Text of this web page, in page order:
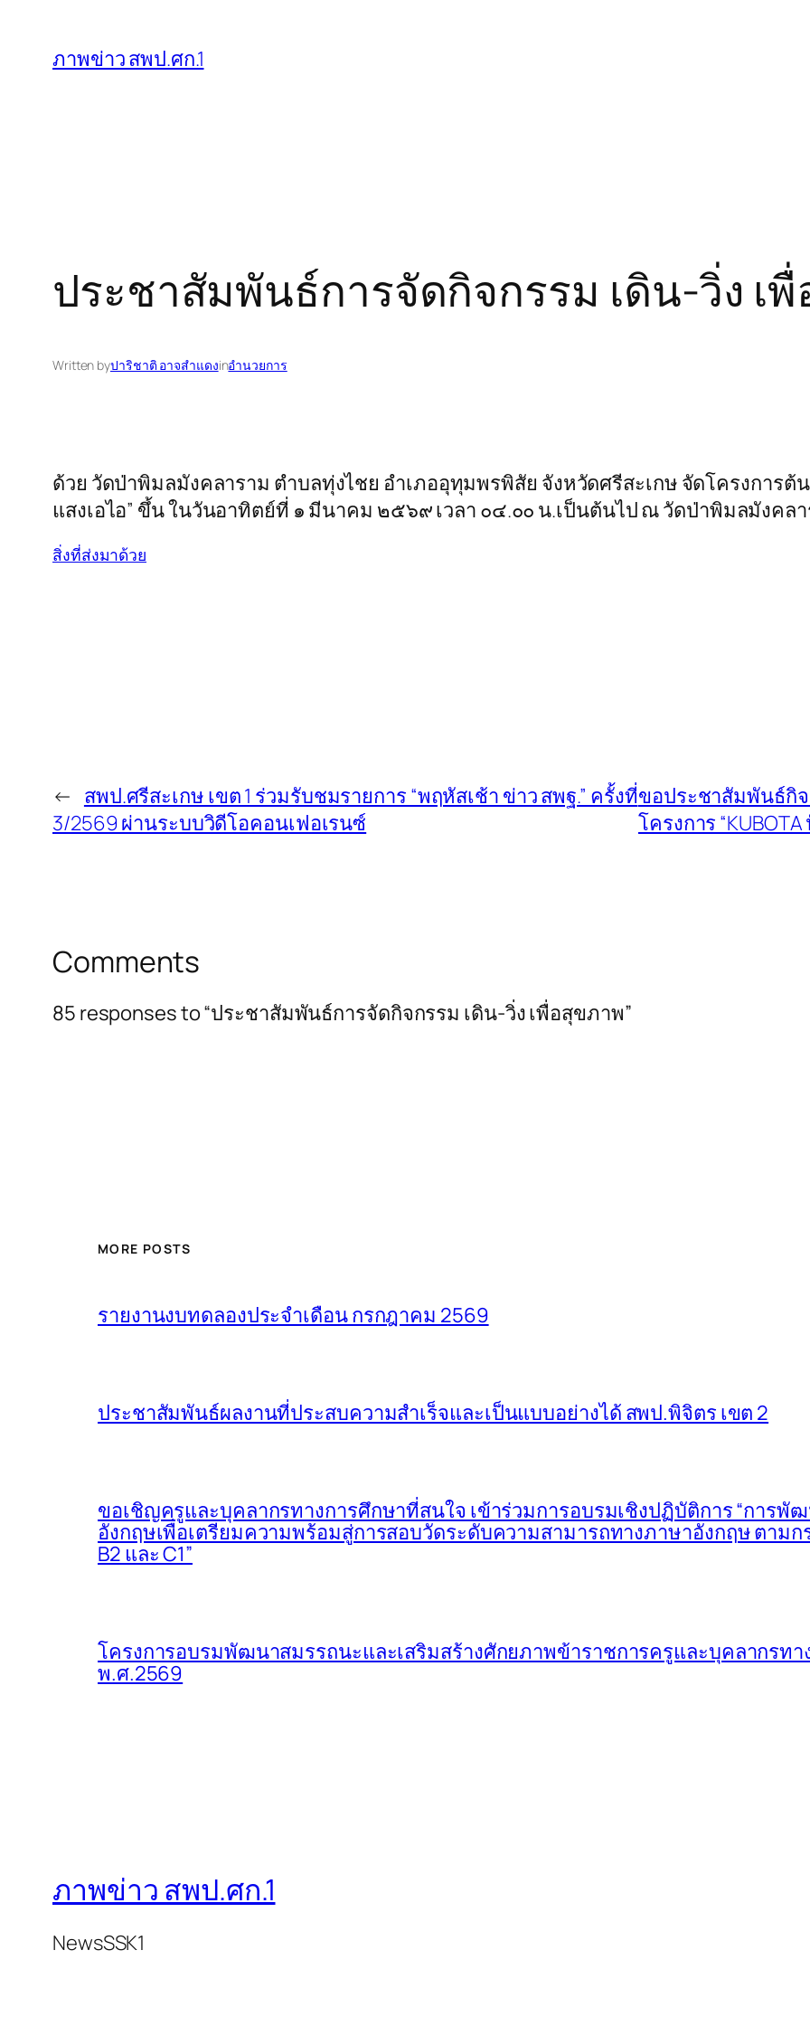
ภาพข่าว สพป.ศก.1
ประชาสัมพันธ์การจัดกิจกรรม เดิน-วิ่ง เ
Written byปาริชาติ อาจสำแดงinอำนวยการ
ด้วย วัดป่าพิมลมังคลาราม ตำบลทุ่งไชย อำเภออุทุมพรพิสัย จังหวัดศรีสะเกษ จัดโครงการต้
แสงเอไอ” ขึ้น ในวันอาทิตย์ที่ ๑ มีนาคม ๒๕๖๙ เวลา ๐๔.๐๐ น.เป็นต้นไป ณ วัดป่าพิมลมังคล
สิ่งที่ส่งมาด้วย
← สพป.ศรีสะเกษ เขต 1 ร่วมรับชมรายการ “พฤหัสเช้า ข่าว สพฐ.” ครั้งที่
3/2569 ผ่านระบบวิดีโอคอนเฟอเรนซ์
ขอประชาสัมพันธ์กิจ
โครงการ
Comments
85 responses to “ประชาสัมพันธ์การจัดกิจกรรม เดิน-วิ่ง เพื่อสุขภาพ”
MORE POSTS
รายงานงบทดลองประจำเดือน กรกฎาคม 2569
ประชาสัมพันธ์ผลงานที่ประสบความสำเร็จและเป็นแบบอย่างได้ สพป.พิจิตร เขต 2
ขอเชิญครูและบุคลากรทางการศึกษาที่สนใจ เข้าร่วมการอบรมเชิงปฏิบัติการ “การ
อังกฤษเพื่อเตรียมความพร้อมสู่การสอบวัดระดับความสามารถทางภาษาอังกฤษ ตามก
B2 และ C1”
โครงการอบรมพัฒนาสมรรถนะและเสริมสร้างศักยภาพข้าราชการครูและบุคลากรทา
พ.ศ.2569
ภาพข่าว สพป.ศก.1
NewsSSK1